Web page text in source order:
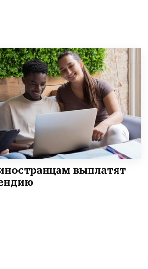
выплатят